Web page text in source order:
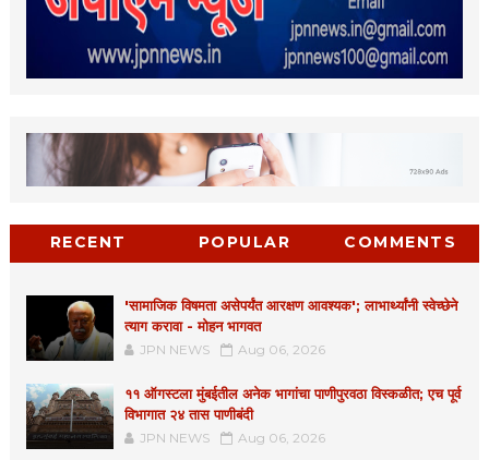
RECENT POPULAR COMMENTS
'सामाजिक विषमता असेपर्यंत आरक्षण आवश्यक'; लाभार्थ्यांनी स्वेच्छेने
त्याग करावा - मोहन भागवत
JPN NEWS Aug 06, 2026
११ ऑगस्टला मुंबईतील अनेक भागांचा पाणीपुरवठा विस्कळीत; एच पूर्व
विभागात २४ तास पाणीबंदी
JPN NEWS Aug 06, 2026